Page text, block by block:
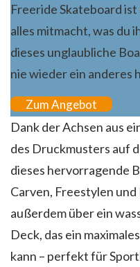
Freeride Skateboard
alles mitmacht, was du
dieses unglaubliche
nie wieder ein anderes
Zum Angebot
Dank der Achsen aus
des Druckmusters auf
dieses hervorragende
Carven, Freestylen
außerdem über ein
Deck, das ein
kann – perfekt für